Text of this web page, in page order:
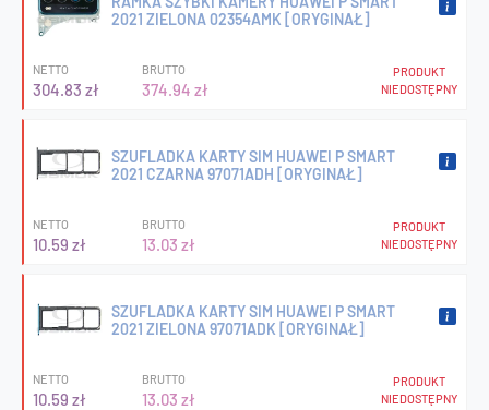
2021 ZIELONA 02354AMK [ORYGINAŁ]
NETTO
304.83 zł
BRUTTO
374.94 zł
PRODUKT
NIEDOSTĘPNY
SZUFLADKA KARTY SIM HUAWEI P SMART
2021 CZARNA 97071ADH [ORYGINAŁ]
NETTO
10.59 zł
BRUTTO
13.03 zł
PRODUKT
NIEDOSTĘPNY
SZUFLADKA KARTY SIM HUAWEI P SMART
2021 ZIELONA 97071ADK [ORYGINAŁ]
NETTO
10.59 zł
BRUTTO
13.03 zł
PRODUKT
NIEDOSTĘPNY